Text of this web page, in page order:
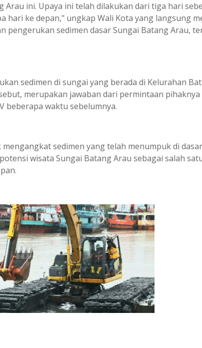
Arau ini. Upaya ini telah dilakukan dari tiga hari
hari ke depan," ungkap Wali Kota yang langsung
pengerukan sedimen dasar Sungai Batang Arau,
sedimen di sungai yang berada di Kelurahan
merupakan jawaban dari permintaan
beberapa waktu sebelumnya.
sedimen yang telah menumpuk di
wisata Sungai Batang Arau sebagai salah